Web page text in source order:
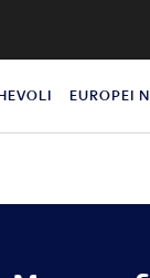
EUROPEI